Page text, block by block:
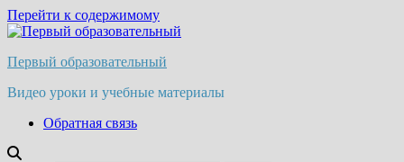
Перейти к содержимому
Первый образовательный
Видео уроки и учебные материалы
Обратная связь